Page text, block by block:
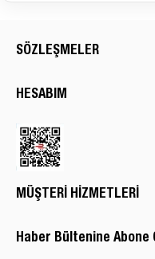
SÖZLEŞMELER
HESABIM
MÜŞTERI HIZMETLERI
Haber Bültenine Abone